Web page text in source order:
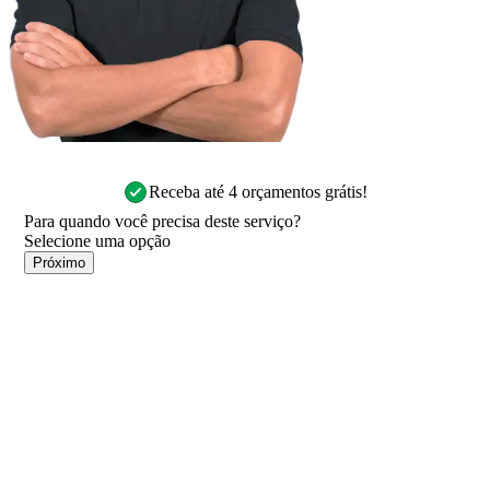
Receba até 4 orçamentos grátis!
Para quando você precisa deste serviço?
Próximo